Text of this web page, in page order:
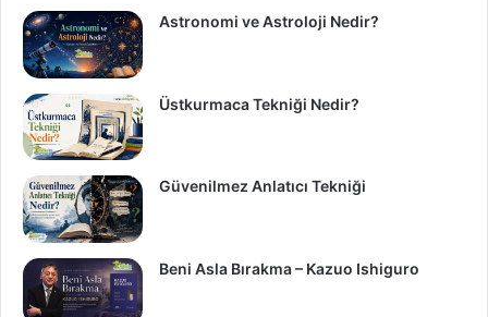
Astronomi ve Astroloji Nedir?
Üstkurmaca Tekniği Nedir?
Güvenilmez Anlatıcı Tekniği
Beni Asla Bırakma – Kazuo Ishiguro